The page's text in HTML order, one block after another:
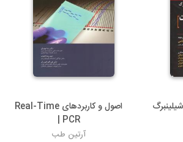
اصول و کاربردهای Real-Time
PCR |
آرتین طب